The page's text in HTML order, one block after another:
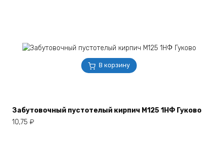
В корзину
Забутовочный пустотелый кирпич М125 1НФ Гуково
10,75 ₽